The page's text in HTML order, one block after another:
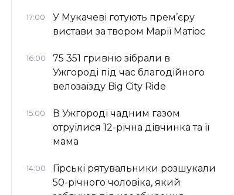
17:00
У Мукачеві готують прем’єру
вистави за твором Марії Матіос
16:00
75 351 гривню зібрали в
Ужгороді під час благодійного
велозаїзду Big Сity Ride
15:00
В Ужгороді чадним газом
отруїлися 12-річна дівчинка та її
мама
14:00
Гірські рятувальники розшукали
50-річного чоловіка, який